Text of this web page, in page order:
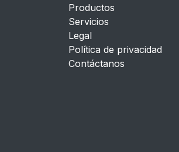
Productos
Servicios
Legal
​Política de privacidad
Contáctanos